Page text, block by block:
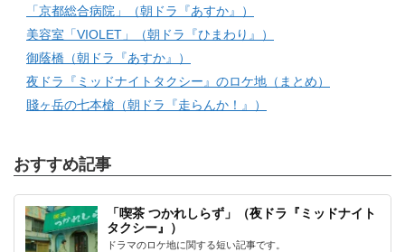
「京都総合病院」（朝ドラ『あすか』）
美容室「VIOLET」（朝ドラ『ひまわり』）
御蔭橋（朝ドラ『あすか』）
夜ドラ『ミッドナイトタクシー』のロケ地（まとめ）
賤ヶ岳の七本槍（朝ドラ『走らんか！』）
おすすめ記事
「喫茶 つかれしらず」（夜ドラ『ミッドナイト
タクシー』）
ドラマのロケ地に関する短い記事です。